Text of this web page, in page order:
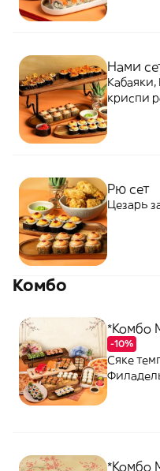
Нами
криспи
Рю сет
Цезарь
Комбо
*Комбо
-10%
Сяке
*Комбо